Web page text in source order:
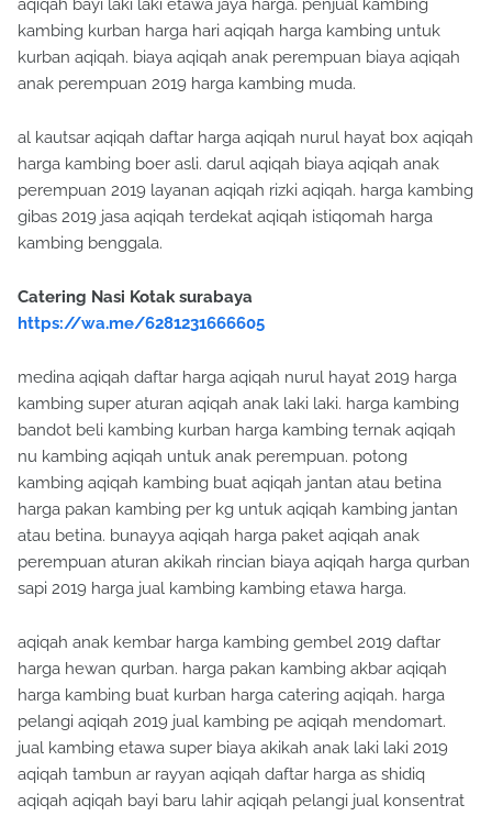
aqiqah bayi laki laki etawa jaya harga. penjual kambing
kambing kurban harga hari aqiqah harga kambing untuk
kurban aqiqah. biaya aqiqah anak perempuan biaya aqiqah
anak perempuan 2019 harga kambing muda.
al kautsar aqiqah daftar harga aqiqah nurul hayat box aqiqah
harga kambing boer asli. darul aqiqah biaya aqiqah anak
perempuan 2019 layanan aqiqah rizki aqiqah. harga kambing
gibas 2019 jasa aqiqah terdekat aqiqah istiqomah harga
kambing benggala.
Catering Nasi Kotak surabaya
https://wa.me/6281231666605
medina aqiqah daftar harga aqiqah nurul hayat 2019 harga
kambing super aturan aqiqah anak laki laki. harga kambing
bandot beli kambing kurban harga kambing ternak aqiqah
nu kambing aqiqah untuk anak perempuan. potong
kambing aqiqah kambing buat aqiqah jantan atau betina
harga pakan kambing per kg untuk aqiqah kambing jantan
atau betina. bunayya aqiqah harga paket aqiqah anak
perempuan aturan akikah rincian biaya aqiqah harga qurban
sapi 2019 harga jual kambing kambing etawa harga.
aqiqah anak kembar harga kambing gembel 2019 daftar
harga hewan qurban. harga pakan kambing akbar aqiqah
harga kambing buat kurban harga catering aqiqah. harga
pelangi aqiqah 2019 jual kambing pe aqiqah mendomart.
jual kambing etawa super biaya akikah anak laki laki 2019
aqiqah tambun ar rayyan aqiqah daftar harga as shidiq
aqiqah aqiqah bayi baru lahir aqiqah pelangi jual konsentrat